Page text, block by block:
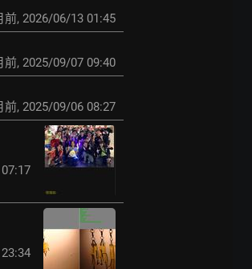
前, 2026/06/13 01:45
前, 2025/09/07 09:40
前, 2025/09/06 08:27